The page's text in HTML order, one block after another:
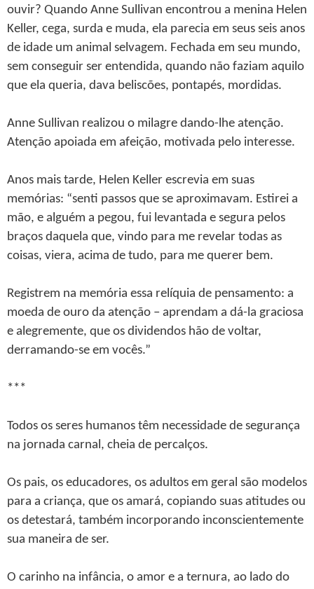
ouvir? Quando Anne Sullivan encontrou a menina Helen
Keller, cega, surda e muda, ela parecia em seus seis anos
de idade um animal selvagem. Fechada em seu mundo,
sem conseguir ser entendida, quando não faziam aquilo
que ela queria, dava beliscões, pontapés, mordidas.
Anne Sullivan realizou o milagre dando-lhe atenção.
Atenção apoiada em afeição, motivada pelo interesse.
Anos mais tarde, Helen Keller escrevia em suas
memórias: “senti passos que se aproximavam. Estirei a
mão, e alguém a pegou, fui levantada e segura pelos
braços daquela que, vindo para me revelar todas as
coisas, viera, acima de tudo, para me querer bem.
Registrem na memória essa relíquia de pensamento: a
moeda de ouro da atenção – aprendam a dá-la graciosa
e alegremente, que os dividendos hão de voltar,
derramando-se em vocês.”
***
Todos os seres humanos têm necessidade de segurança
na jornada carnal, cheia de percalços.
Os pais, os educadores, os adultos em geral são modelos
para a criança, que os amará, copiando suas atitudes ou
os detestará, também incorporando inconscientemente
sua maneira de ser.
O carinho na infância, o amor e a ternura, ao lado do